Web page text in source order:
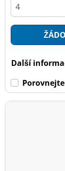
Další
Porovnejte